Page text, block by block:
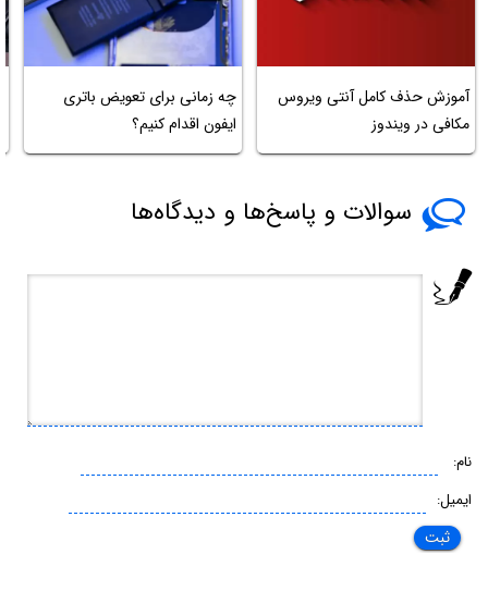
آموزش حذف کامل آنتی ویروس
مکافی در ویندوز
چه زمانی برای تعویض باتری
ایفون اقدام کنیم؟
سوالات و پاسخ‌ها و دیدگاه‌ها
نام:
ایمیل: